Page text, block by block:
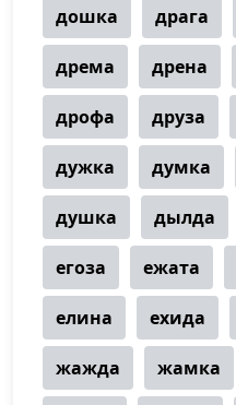
дошка драга
дрема дрена
дрофа друза
дужка думка
душка дылда
егоза ежата
елина ехида
жажда жамка